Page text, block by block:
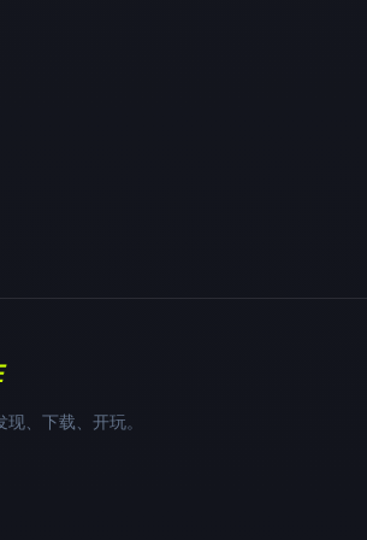
、下载、开玩。